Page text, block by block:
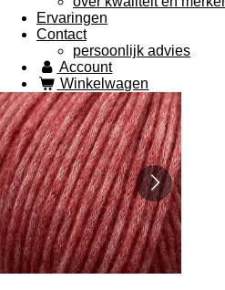
Ervaringen
Contact
persoonlijk advies
Account
Winkelwagen